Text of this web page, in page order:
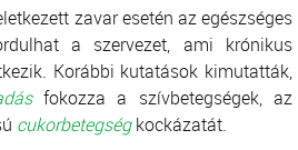
zavar esetén az egészséges
a szervezet, ami krónikus
Korábbi kutatások kimutatták,
fokozza a szívbetegségek, az
cukorbetegségkockázatát.